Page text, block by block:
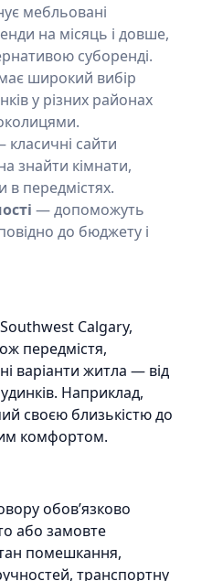
мебльовані
на місяць і довше,
суборенді.
широкий вибір
у різних районах
класичні сайти
знайти кімнати,
в передмістях.
— допоможуть
до бюджету і
Southwest Calgary,
передмістя,
варіанти житла — від
Наприклад,
своєю близькістю до
комфортом.
обов’язково
або замовте
помешкання,
транспортну